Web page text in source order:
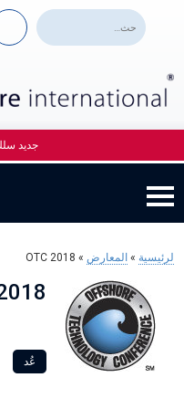
جديد
لرئيسية » المعارض »
OTC 2018
عُد
Alloy Wire
International